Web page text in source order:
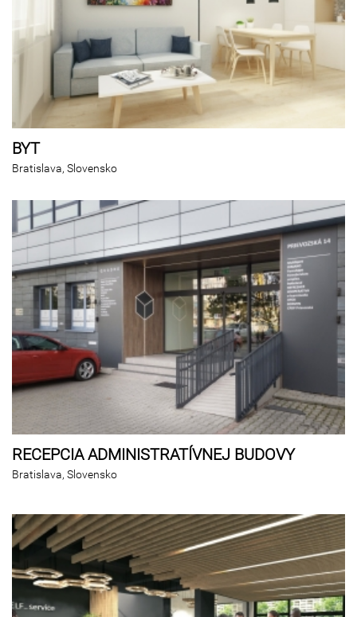
BYT
Bratislava, Slovensko
RECEPCIA ADMINISTRATÍVNEJ BUDOVY
Bratislava, Slovensko